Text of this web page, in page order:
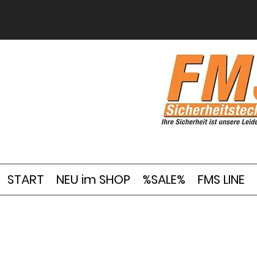
START NEU im SHOP %SALE% FMS LINE